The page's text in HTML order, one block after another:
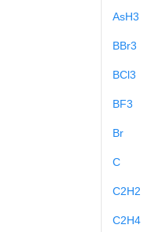
AsH3
BBr3
BCl3
BF3
Br
C
C2H2
C2H4